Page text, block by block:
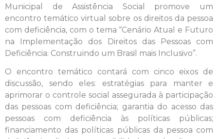
Municipal de Assistência Social promove um
encontro temático virtual sobre os direitos da pessoa
com deficiência, com o tema “Cenário Atual e Futuro
na Implementação dos Direitos das Pessoas com
Deficiência: Construindo um Brasil mais Inclusivo”.
O encontro temático contará com cinco eixos de
discussão, sendo eles: estratégias para manter e
aprimorar o controle social assegurada à participação
das pessoas com deficiência; garantia do acesso das
pessoas com deficiência às políticas públicas;
financiamento das políticas públicas da pessoa com